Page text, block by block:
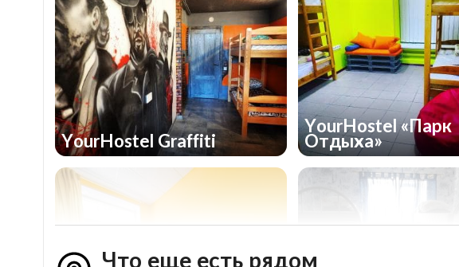
YourHostel Graffiti
YourHostel «Парк
Отдыха»
Что еще есть рядом